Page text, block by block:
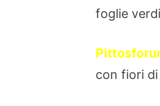
foglie
con fiori